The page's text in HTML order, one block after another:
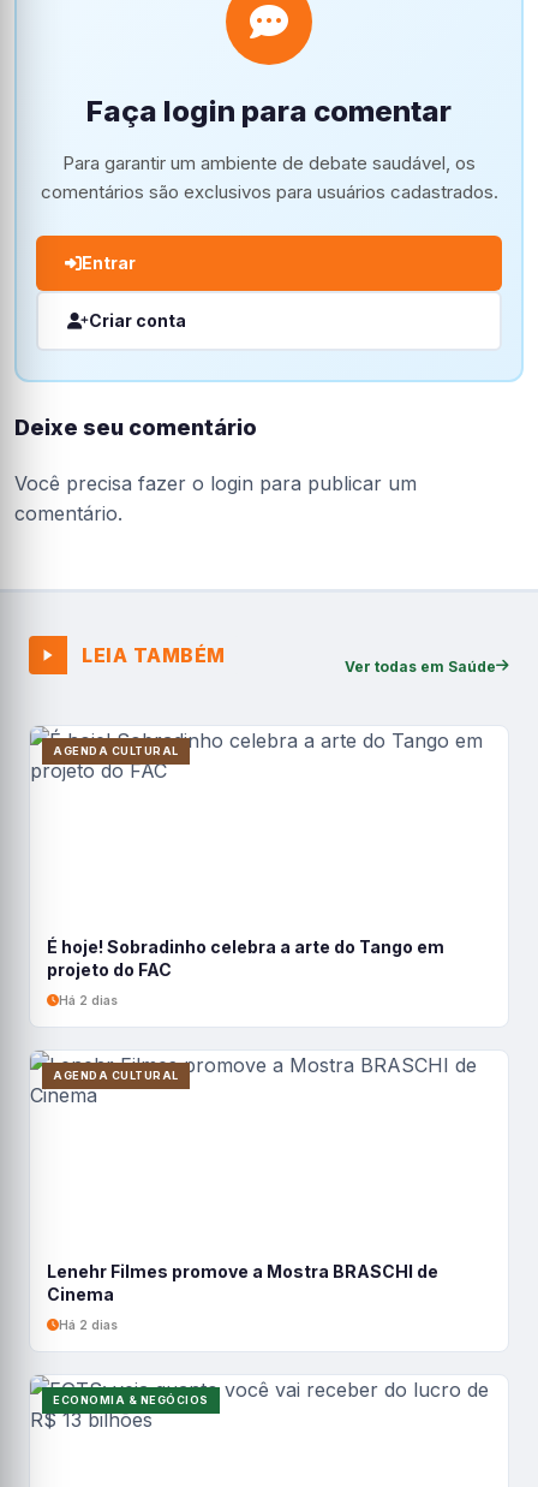
Faça login para comentar
Para garantir um ambiente de debate saudável, os
comentários são exclusivos para usuários cadastrados.
Entrar
Criar conta
Deixe seu comentário
Você precisa fazer o login para publicar um
comentário.
LEIA TAMBÉM Ver todas em Saúde
AGENDA CULTURAL
É hoje! Sobradinho celebra a arte do Tango em
projeto do FAC
Há 2 dias
AGENDA CULTURAL
Lenehr Filmes promove a Mostra BRASCHI de
Cinema
Há 2 dias
ECONOMIA & NEGÓCIOS